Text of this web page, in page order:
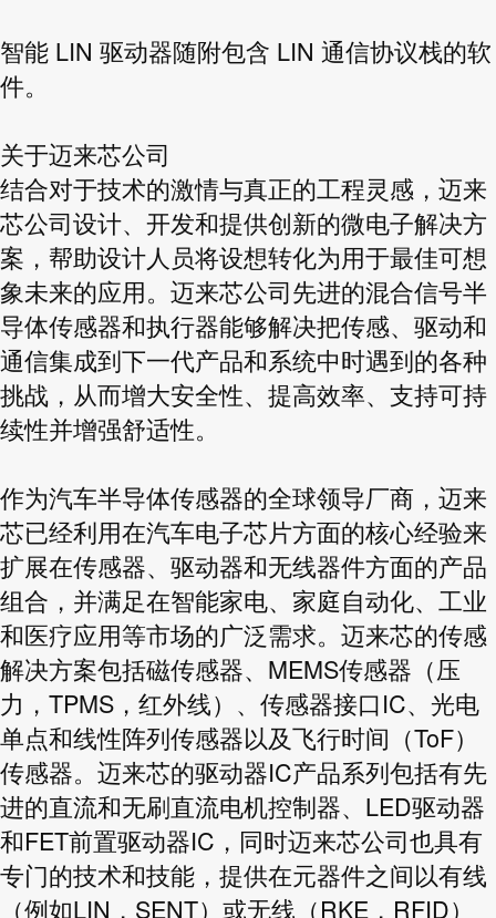
智能 LIN 驱动器随附包含 LIN 通信协议栈的软
件。
关于迈来芯公司
结合对于技术的激情与真正的工程灵感，迈来
芯公司设计、开发和提供创新的微电子解决方
案，帮助设计人员将设想转化为用于最佳可想
象未来的应用。迈来芯公司先进的混合信号半
导体传感器和执行器能够解决把传感、驱动和
通信集成到下一代产品和系统中时遇到的各种
挑战，从而增大安全性、提高效率、支持可持
续性并增强舒适性。
作为汽车半导体传感器的全球领导厂商，迈来
芯已经利用在汽车电子芯片方面的核心经验来
扩展在传感器、驱动器和无线器件方面的产品
组合，并满足在智能家电、家庭自动化、工业
和医疗应用等市场的广泛需求。迈来芯的传感
解决方案包括磁传感器、MEMS传感器（压
力，TPMS，红外线）、传感器接口IC、光电
单点和线性阵列传感器以及飞行时间（ToF）
传感器。迈来芯的驱动器IC产品系列包括有先
进的直流和无刷直流电机控制器、LED驱动器
和FET前置驱动器IC，同时迈来芯公司也具有
专门的技术和技能，提供在元器件之间以有线
（例如LIN，SENT）或无线（RKE，RFID）